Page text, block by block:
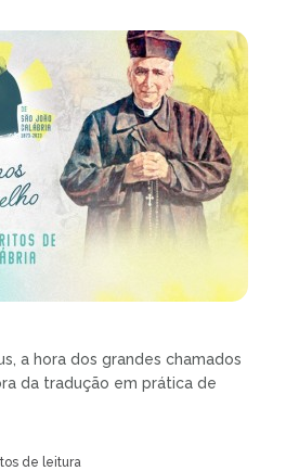
a hora dos grandes chamados
da tradução em prática de
de leitura